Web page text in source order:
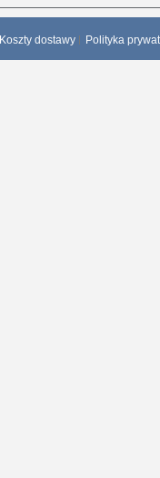
Koszty dostawy Polityka